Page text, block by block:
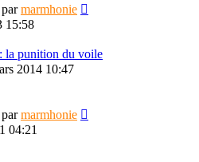
parmarmhonie
15:58
la punition du voile
2014 10:47
parmarmhonie
04:21